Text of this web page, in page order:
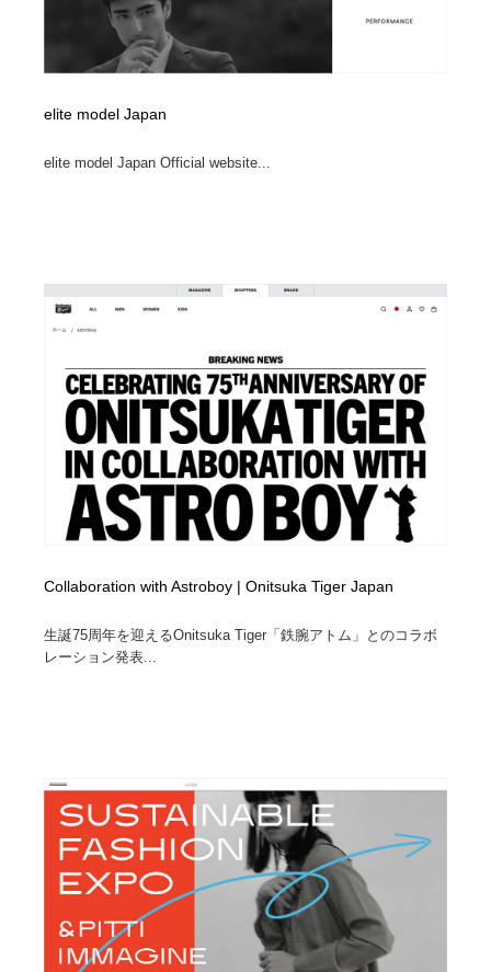
elite model Japan
elite model Japan Official website...
Collaboration with Astroboy | Onitsuka Tiger Japan
生誕75周年を迎えるOnitsuka Tiger「鉄腕アトム」とのコラボ
レーション発表...